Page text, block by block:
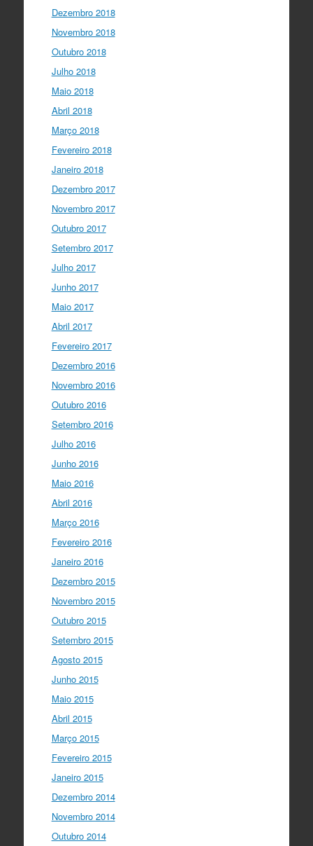
Dezembro 2018
Novembro 2018
Outubro 2018
Julho 2018
Maio 2018
Abril 2018
Março 2018
Fevereiro 2018
Janeiro 2018
Dezembro 2017
Novembro 2017
Outubro 2017
Setembro 2017
Julho 2017
Junho 2017
Maio 2017
Abril 2017
Fevereiro 2017
Dezembro 2016
Novembro 2016
Outubro 2016
Setembro 2016
Julho 2016
Junho 2016
Maio 2016
Abril 2016
Março 2016
Fevereiro 2016
Janeiro 2016
Dezembro 2015
Novembro 2015
Outubro 2015
Setembro 2015
Agosto 2015
Junho 2015
Maio 2015
Abril 2015
Março 2015
Fevereiro 2015
Janeiro 2015
Dezembro 2014
Novembro 2014
Outubro 2014